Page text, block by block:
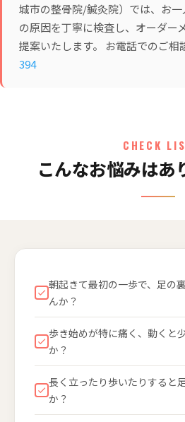
城市の整骨院/鍼灸院）では、お
の原因を丁寧に検査し、オーダー
提案いたします。 お電話でのご相
394
CHECK
こんなお悩みはあ
朝起きて最初の一歩で、足の
んか？
歩き始めが特に痛く、動くと
か？
長く立ったり歩いたりすると
か？